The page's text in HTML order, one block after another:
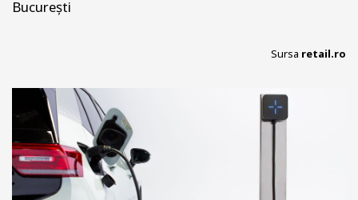
București
Sursa retail.ro